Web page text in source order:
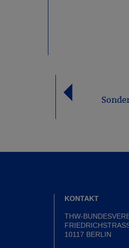
KONTAKT
THW-
10117 BERLIN